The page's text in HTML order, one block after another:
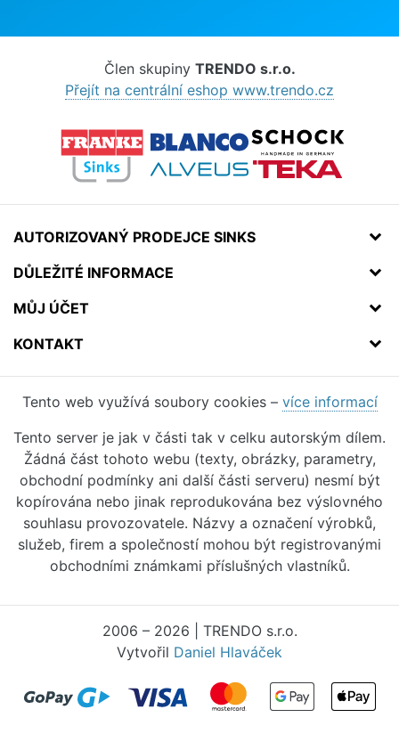
Člen skupiny TRENDO s.r.o.
Přejít na centrální eshop www.trendo.cz
AUTORIZOVANÝ PRODEJCE SINKS
DŮLEŽITÉ INFORMACE
MŮJ ÚČET
KONTAKT
Tento web využívá soubory cookies – více informací
Tento server je jak v části tak v celku autorským dílem.
Žádná část tohoto webu (texty, obrázky, parametry,
obchodní podmínky ani další části serveru) nesmí být
kopírována nebo jinak reprodukována bez výslovného
souhlasu provozovatele. Názvy a označení výrobků,
služeb, firem a společností mohou být registrovanými
obchodními známkami příslušných vlastníků.
2006 – 2026 | TRENDO s.r.o.
Vytvořil Daniel Hlaváček